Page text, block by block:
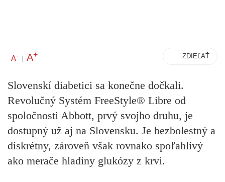
A- | A+ ZDIEĽAŤ
Slovenskí diabetici sa konečne dočkali.
Revolučný Systém FreeStyle® Libre od
spoločnosti Abbott, prvý svojho druhu, je
dostupný už aj na Slovensku. Je bezbolestný a
diskrétny, zároveň však rovnako spoľahlivý
ako merače hladiny glukózy z krvi.